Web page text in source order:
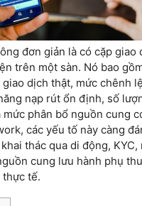
đơn giản là có cặp giao
trên một sàn. Nó bao
dịch thật, mức chênh
nạp rút ổn định, số
phân bổ nguồn cung
các yếu tố này càng
thác qua di động, KYC,
cung lưu hành phụ
tế.